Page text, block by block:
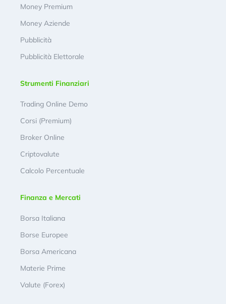
Money Premium
Money Aziende
Pubblicità
Pubblicità Elettorale
Strumenti Finanziari
Trading Online Demo
Corsi (Premium)
Broker Online
Criptovalute
Calcolo Percentuale
Finanza e Mercati
Borsa Italiana
Borse Europee
Borsa Americana
Materie Prime
Valute (Forex)